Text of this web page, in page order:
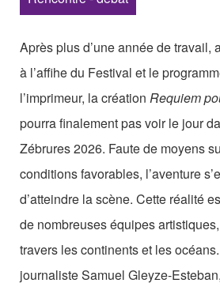
Les Zébrures d’automne
Les Zébrures du printemps
Maison des auteurs·rices
Archives numériques
PROJET ARTISTIQUE
Équipe
le Pole Francophone à Limoges
Après plus d’une année de travail,
à l’affihe du Festival et le
l’imprimeur, la création Requiem
pourra finalement pas voir le jour
Zébrures 2026. Faute de moyens
conditions favorables, l’aventure
d’atteindre la scène. Cette réalité
de nombreuses équipes
travers les continents et les
journaliste Samuel Gleyze-